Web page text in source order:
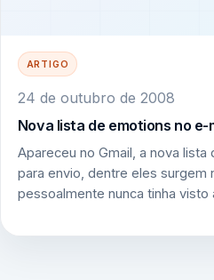
ARTIGO
24 de outubro de 2008
Nova lista de emotions no e-
Apareceu no Gmail, a nova
para envio, dentre eles surgem
pessoalmente nunca tinha visto